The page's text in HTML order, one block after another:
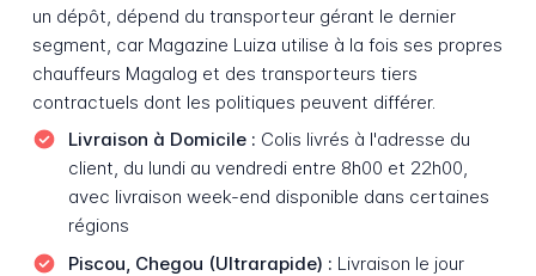
un dépôt, dépend du transporteur gérant le dernier
segment, car Magazine Luiza utilise à la fois ses propres
chauffeurs Magalog et des transporteurs tiers
contractuels dont les politiques peuvent différer.
Livraison à Domicile : Colis livrés à l'adresse du
client, du lundi au vendredi entre 8h00 et 22h00,
avec livraison week-end disponible dans certaines
régions
Piscou, Chegou (Ultrarapide) : Livraison le jour